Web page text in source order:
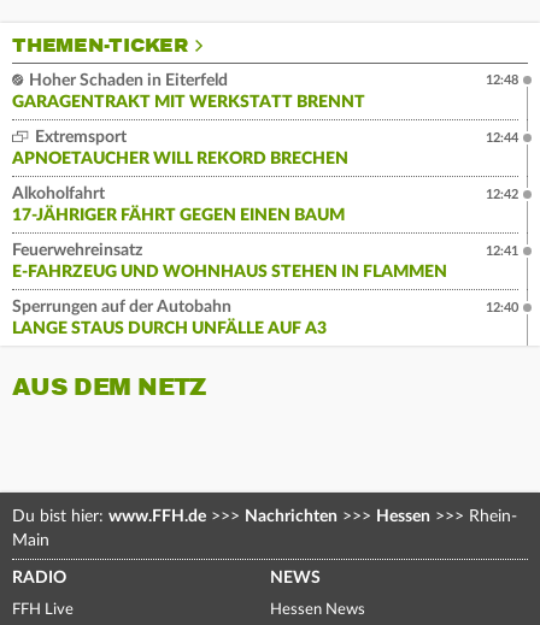
THEMEN-TICKER
Hoher Schaden in Eiterfeld
GARAGENTRAKT MIT WERKSTATT BRENNT
12:48
Extremsport
APNOETAUCHER WILL REKORD BRECHEN
12:44
Alkoholfahrt
17-JÄHRIGER FÄHRT GEGEN EINEN BAUM
12:42
Feuerwehreinsatz
E-FAHRZEUG UND WOHNHAUS STEHEN IN FLAMMEN
12:41
Sperrungen auf der Autobahn
LANGE STAUS DURCH UNFÄLLE AUF A3
12:40
AUS DEM NETZ
Du bist hier: www.FFH.de >>> Nachrichten >>> Hessen >>> Rhein-
Main
RADIO
FFH Live
NEWS
Hessen News